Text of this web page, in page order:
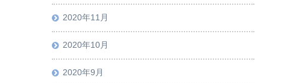
2020年11月
2020年10月
2020年9月